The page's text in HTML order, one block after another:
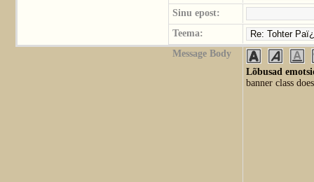
Sinu epost:
Teema:
Message Body
Lõbusad
banner class